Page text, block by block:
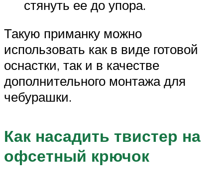
стянуть ее до упора.
Такую приманку можно
использовать как в виде готовой
оснастки, так и в качестве
дополнительного монтажа для
чебурашки.
Как насадить твистер на
офсетный крючок